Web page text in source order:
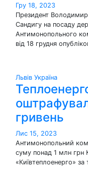
Гру 18, 2023
Президент
Сандигу на посаду
Антимонопольного
від 18 грудня
Львів Україна
гривень
Лис 15, 2023
Антимонопольний
суму понад 1 млн грн
«Київтеплоенерго»